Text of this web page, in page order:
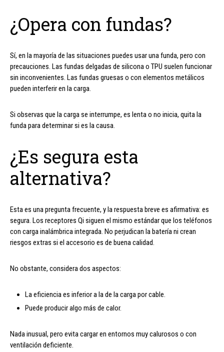
¿Opera con fundas?
Sí, en la mayoría de las situaciones puedes usar una funda, pero con
precauciones. Las fundas delgadas de silicona o TPU suelen funcionar
sin inconvenientes. Las fundas gruesas o con elementos metálicos
pueden interferir en la carga.
Si observas que la carga se interrumpe, es lenta o no inicia, quita la
funda para determinar si es la causa.
¿Es segura esta
alternativa?
Esta es una pregunta frecuente, y la respuesta breve es afirmativa: es
segura. Los receptores Qi siguen el mismo estándar que los teléfonos
con carga inalámbrica integrada. No perjudican la batería ni crean
riesgos extras si el accesorio es de buena calidad.
No obstante, considera dos aspectos:
La eficiencia es inferior a la de la carga por cable.
Puede producir algo más de calor.
Nada inusual, pero evita cargar en entornos muy calurosos o con
ventilación deficiente.